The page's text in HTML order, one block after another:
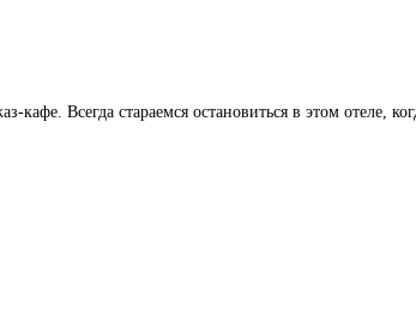
Всегда стараемся остановиться в этом отеле,